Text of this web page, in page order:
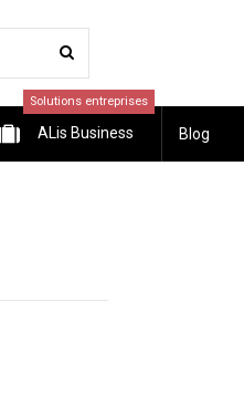
ALis Business
Solutions entreprises
Blog